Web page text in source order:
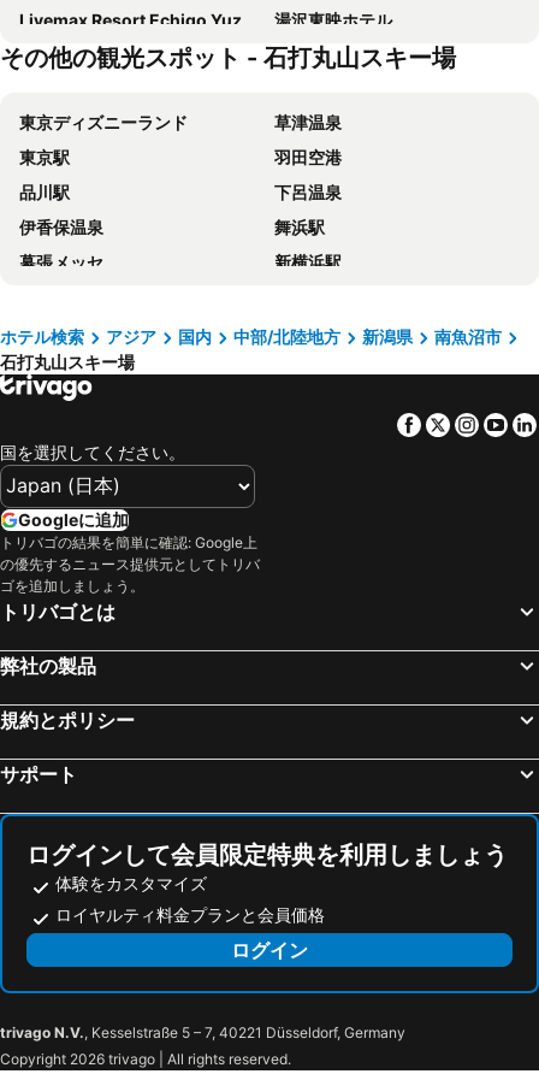
Livemax Resort Echigo Yuzawa
湯沢東映ホテル
Hotel1800
ハヤマ荘
むいか温泉ホテル
シャーレゆざわ銀水
ホテルジャスティス
Hotel SIMIZU
石打スキーセンター
ペンション オズ
Yuzawa house2
Little Japan ECHIGO
ニューフクダヤ
ロッヂモントゼー
湯元眺望閣 湯居間蔵
ビジネス しみず
ロッジＴＯＮＢＯ・石打
越後湯沢の温泉宿・湯沢スキーハウス
Hotel Atema Kogen Resort Belnatio
Echigoyuzawa Onsen Hotel Aster
ホテル シェラリゾート湯沢
Noka Minshuku Sanzen
Sansan Yuzawa Backpackers
Yuzawa house 2 - Vacation STAY 39927v
Hotel GOOD DAY Yuzawa
みつまたロッヂ
Yutorelo Echigoyuzawa
綿屋旅館
Birdland
YUZAWA Yukinoyado
Prestige
[kagaya Ryokan (minami Uonuma)] [wb 2 + Sb 1] [1 Set Limited] [right Next To The Ski Resort]
Conveniently Located 3 Minutes Walk From Echigo Yu
ホテルアルファスター岩原
平標茶屋
その他の観光スポット - 石打丸山スキー場
東京ディズニーランド
草津温泉
東京駅
羽田空港
品川駅
下呂温泉
伊香保温泉
舞浜駅
幕張メッセ
新横浜駅
新宿駅
上野駅
鬼怒川温泉
横浜駅
渋谷区
富士急ハイランド
金沢駅
東京ビッグサイト
海浜幕張駅
東京ドームシティ
お台場
新橋駅
八王子駅
日本武道館
成田国際空港
横浜アリーナ
豊洲駅
宇奈月温泉
横浜中華街
水道橋駅
川崎駅
那須温泉
秋葉原駅
石打丸山スキー場
舞子スノーリゾート
ガーラ湯沢
越後湯沢温泉
上越国際スキー場
神立高原スキー場
ホテル検索 アジア 国内 中部/北陸地方 新潟県
南魚沼市
石打丸山スキー場
Facebook
Twitter
国を選択してください。
Googleに追加
トリバゴの結果を簡単に確認: Google上
の優先するニュース提供元としてトリバ
ゴを追加しましょう。
トリバゴとは
弊社の製品
規約とポリシー
サポート
ログインして会員限定特典を利用しましょう
体験をカスタマイズ
ロイヤルティ料金プランと会員価格
ログイン
trivago N.V., Kesselstraße 5 – 7, 40221 Düsseldorf, Germany
Copyright 2026 trivago | All rights reserved.